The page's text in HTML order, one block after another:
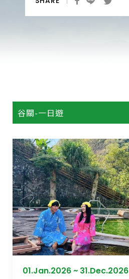
01.Jan.2026 ~ 31.Dec.2026
谷關-一日遊